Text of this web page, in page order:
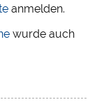
anmelden.
wurde auch